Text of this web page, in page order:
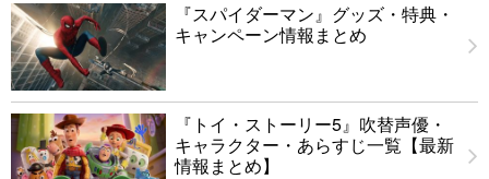
『スパイダーマン』グッズ・特典・
キャンペーン情報まとめ
『トイ・ストーリー5』吹替声優・
キャラクター・あらすじ一覧【最新
情報まとめ】